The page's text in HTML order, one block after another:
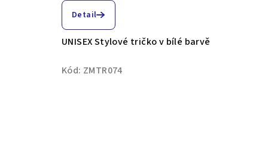
Detail
UNISEX Stylové tričko v bílé barvě
Kód: ZMTR074